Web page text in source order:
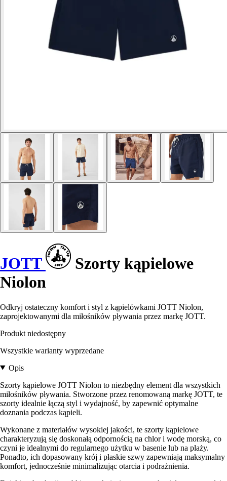
JOTT
Szorty kąpielowe
Niolon
Odkryj ostateczny komfort i styl z kąpielówkami JOTT Niolon,
zaprojektowanymi dla miłośników pływania przez markę JOTT.
Produkt niedostępny
Wszystkie warianty wyprzedane
Opis
Szorty kąpielowe JOTT Niolon to niezbędny element dla wszystkich
miłośników pływania. Stworzone przez renomowaną markę JOTT, te
szorty idealnie łączą styl i wydajność, by zapewnić optymalne
doznania podczas kąpieli.
Wykonane z materiałów wysokiej jakości, te szorty kąpielowe
charakteryzują się doskonałą odpornością na chlor i wodę morską, co
czyni je idealnymi do regularnego użytku w basenie lub na plaży.
Ponadto, ich dopasowany krój i płaskie szwy zapewniają maksymalny
komfort, jednocześnie minimalizując otarcia i podrażnienia.